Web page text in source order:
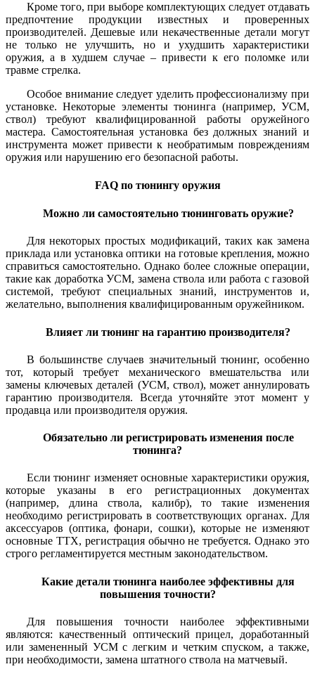
Кроме того, при выборе комплектующих следует отдавать
предпочтение продукции известных и проверенных
производителей. Дешевые или некачественные детали могут
не только не улучшить, но и ухудшить характеристики
оружия, а в худшем случае – привести к его поломке или
травме стрелка.
Особое внимание следует уделить профессионализму при
установке. Некоторые элементы тюнинга (например, УСМ,
ствол) требуют квалифицированной работы оружейного
мастера. Самостоятельная установка без должных знаний и
инструмента может привести к необратимым повреждениям
оружия или нарушению его безопасной работы.
FAQ по тюнингу оружия
Можно ли самостоятельно тюнинговать оружие?
Для некоторых простых модификаций, таких как замена
приклада или установка оптики на готовые крепления, можно
справиться самостоятельно. Однако более сложные операции,
такие как доработка УСМ, замена ствола или работа с газовой
системой, требуют специальных знаний, инструментов и,
желательно, выполнения квалифицированным оружейником.
Влияет ли тюнинг на гарантию производителя?
В большинстве случаев значительный тюнинг, особенно
тот, который требует механического вмешательства или
замены ключевых деталей (УСМ, ствол), может аннулировать
гарантию производителя. Всегда уточняйте этот момент у
продавца или производителя оружия.
Обязательно ли регистрировать изменения после
тюнинга?
Если тюнинг изменяет основные характеристики оружия,
которые указаны в его регистрационных документах
(например, длина ствола, калибр), то такие изменения
необходимо регистрировать в соответствующих органах. Для
аксессуаров (оптика, фонари, сошки), которые не изменяют
основные ТТХ, регистрация обычно не требуется. Однако это
строго регламентируется местным законодательством.
Какие детали тюнинга наиболее эффективны для
повышения точности?
Для повышения точности наиболее эффективными
являются: качественный оптический прицел, доработанный
или замененный УСМ с легким и четким спуском, а также,
при необходимости, замена штатного ствола на матчевый.